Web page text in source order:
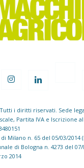
i diritti riservati. Sede
Partita IVA e Iscrizione
Milano n. 65 del 05/03/
di Bologna n. 4273 del 07/
2014